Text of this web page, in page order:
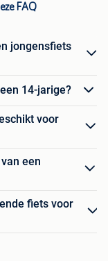
FAQ
jongensfiets
14-jarige?
voor
een
fiets voor